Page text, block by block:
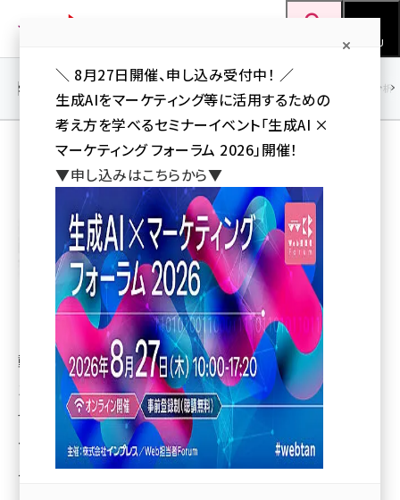
ン
MENU
seo (3541)
ai (2827)
youtube (2449)
note (2323)
セミナー (2318)
z世代 (1632)
meo (1282)
llmo (1171)
SEO アクセス解析／データ分析
モバリスト
動画、占い、ゲーム、レシピ、スタンプなど様々なデジタルコ
ンテンツの新規制作、レンタル提供を安価にて行っていま
す。長期利用の他、キャンペーンなどのスポットや、サイトの
プロモーションでもご利用可能です。コンテンツのことなら
モバリストにご相談ください。
＼ 8月27日開催、申し込み受付中！ ／
生成AIをマーケティング等に活用するための
考え方を学べるセミナーイベント「生成AI ×
マーケティング フォーラム 2026」開催！
▼申し込みはこちらから▼